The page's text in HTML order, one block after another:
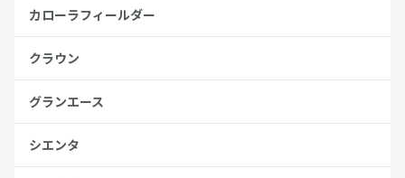
カローラフィールダー
クラウン
グランエース
シエンタ